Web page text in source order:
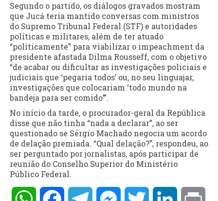
Segundo o partido, os diálogos gravados mostram
que Jucá teria mantido conversas com ministros
do Supremo Tribunal Federal (STF) e autoridades
políticas e militares, além de ter atuado
“politicamente” para viabilizar o impeachment da
presidente afastada Dilma Rousseff, com o objetivo
“de acabar ou dificultar as investigações policiais e
judiciais que ‘pegaria todos’ ou, no seu linguajar,
investigações que colocariam ‘todo mundo na
bandeja para ser comido’”.
No início da tarde, o procurador-geral da República
disse que não tinha “nada a declarar”, ao ser
questionado se Sérgio Machado negocia um acordo
de delação premiada. “Qual delação?”, respondeu, ao
ser perguntado por jornalistas, após participar de
reunião do Conselho Superior do Ministério
Público Federal.